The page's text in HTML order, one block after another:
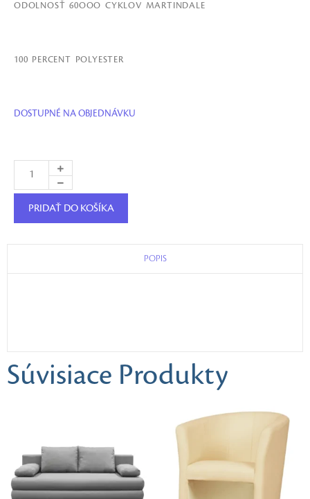
ODOLNOSŤ 60OOO CYKLOV MARTINDALE
100 PERCENT POLYESTER
DOSTUPNÉ NA OBJEDNÁVKU
PRIDAŤ DO KOŠÍKA
POPIS
Súvisiace Produkty